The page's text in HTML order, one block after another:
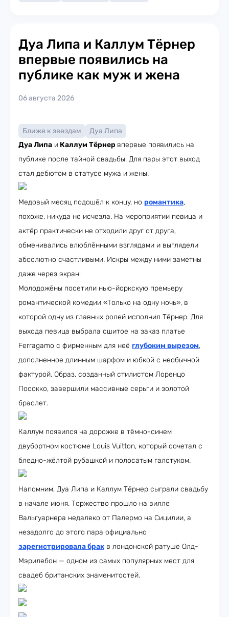
Дуа Липа и Каллум Тёрнер
впервые появились на
публике как муж и жена
06 августа 2026
Ближе к звездам
Дуа Липа
Дуа Липа и Каллум Тёрнер впервые появились на
публике после тайной свадьбы. Для пары этот выход
стал дебютом в статусе мужа и жены.
Медовый месяц подошёл к концу, но романтика,
похоже, никуда не исчезла. На мероприятии певица и
актёр практически не отходили друг от друга,
обменивались влюблёнными взглядами и выглядели
абсолютно счастливыми. Искры между ними заметны
даже через экран!
Молодожёны посетили нью-йоркскую премьеру
романтической комедии «Только на одну ночь», в
которой одну из главных ролей исполнил Тёрнер. Для
выхода певица выбрала сшитое на заказ платье
Ferragamo с фирменным для неё глубоким вырезом,
дополненное длинным шарфом и юбкой с необычной
фактурой. Образ, созданный стилистом Лоренцо
Посокко, завершили массивные серьги и золотой
браслет.
Каллум появился на дорожке в тёмно-синем
двубортном костюме Louis Vuitton, который сочетал с
бледно-жёлтой рубашкой и полосатым галстуком.
Напомним, Дуа Липа и Каллум Тёрнер сыграли свадьбу
в начале июня. Торжество прошло на вилле
Вальгуарнера недалеко от Палермо на Сицилии, а
незадолго до этого пара официально
зарегистрировала брак в лондонской ратуше Олд-
Мэрилебон — одном из самых популярных мест для
свадеб британских знаменитостей.